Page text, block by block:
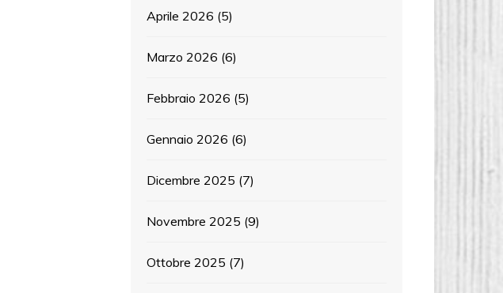
Aprile 2026 (5)
Marzo 2026 (6)
Febbraio 2026 (5)
Gennaio 2026 (6)
Dicembre 2025 (7)
Novembre 2025 (9)
Ottobre 2025 (7)